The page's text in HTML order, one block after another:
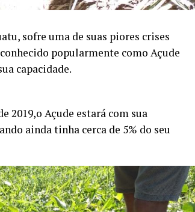
sofre uma de suas piores crises
popularmente como Açude
capacidade.
2019,o Açude estará com sua
ainda tinha cerca de 5% do seu